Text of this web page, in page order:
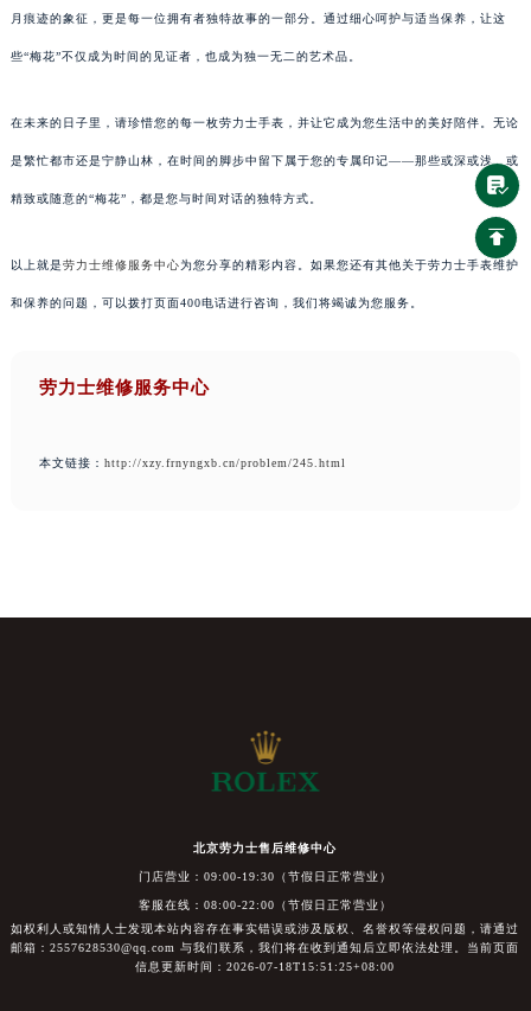
月痕迹的象征，更是每一位拥有者独特故事的一部分。通过细心呵护与适当保养，让这
些“梅花”不仅成为时间的见证者，也成为独一无二的艺术品。
在未来的日子里，请珍惜您的每一枚劳力士手表，并让它成为您生活中的美好陪伴。无论
是繁忙都市还是宁静山林，在时间的脚步中留下属于您的专属印记——那些或深或浅、或
精致或随意的“梅花”，都是您与时间对话的独特方式。
以上就是劳力士维修服务中心为您分享的精彩内容。如果您还有其他关于劳力士手表维护
和保养的问题，可以拨打页面400电话进行咨询，我们将竭诚为您服务。
劳力士维修服务中心
本文链接： http://xzy.frnyngxb.cn/problem/245.html
北京劳力士售后维修中心
门店营业：09:00-19:30（节假日正常营业）
客服在线：08:00-22:00（节假日正常营业）
如权利人或知情人士发现本站内容存在事实错误或涉及版权、名誉权等侵权问题，请通过
邮箱：2557628530@qq.com 与我们联系，我们将在收到通知后立即依法处理。当前页面
信息更新时间：2026-07-18T15:51:25+08:00